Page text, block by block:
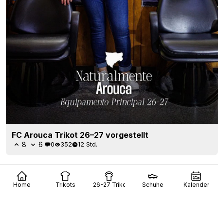
Home Trikots 26-27 Trikots Schuhe Kalender
FC Arouca Trikot 26–27 vorgestellt
8 6 0 352 12 Std.